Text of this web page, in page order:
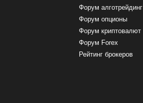
Форум алготрейдинг
Форум опционы
Форум криптовалют
Форум Forex
Рейтинг брокеров